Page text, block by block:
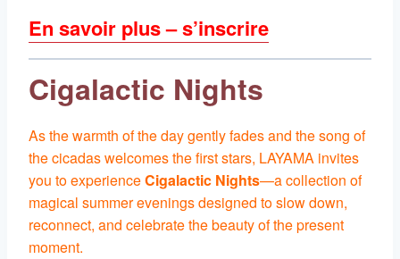
En savoir plus – s’inscrire
Cigalactic Nights
As the warmth of the day gently fades and the song of
the cicadas welcomes the first stars, LAYAMA invites
you to experienceCigalactic Nights—a collection of
magical summer evenings designed to slow down,
reconnect, and celebrate the beauty of the present
moment.